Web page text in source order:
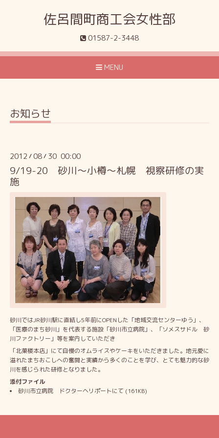
佐呂間町商工会女性部
01587-2-3448
MENU
お知らせ
2012 /08/ 30 00:00
9/19-20 砂川～小樽～札幌 視察研修の実
施
砂川ではJR砂川駅に直結し5年前にOPENした「地域交流センターゆう」、
「医療のまち砂川」を代表する施設「砂川市立病院」、「ソメスサドル 砂
川ファクトリー」等を案内していただき
「北菓楼本店」にて自慢のオムライスやケーキをいただきました。地元愛に
溢れたまちおこしへの奮闘と実績から多くのことを学び、とても魅力的な砂
川を感じられた研修となりました。
添付ファイル
砂川市立病院 ドクターヘリポートにて (161KB)